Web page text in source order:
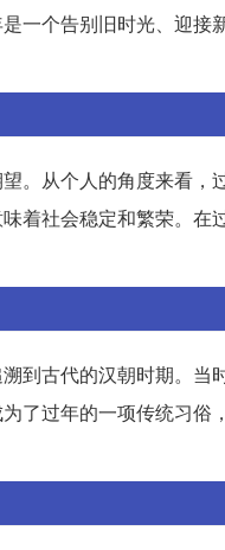
一个告别旧时光、迎接
。从个人的角度来看，
着社会稳定和繁荣。在
到古代的汉朝时期。当
了过年的一项传统习俗